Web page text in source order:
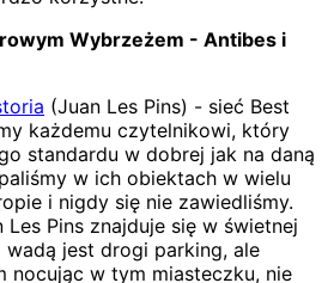
Wybrzeżem - Antibes i
(Juan Les Pins) - sieć Best
każdemu czytelnikowi, który
standardu w dobrej jak na daną
w ich obiektach w wielu
i nigdy się nie zawiedliśmy.
Les Pins znajduje się w świetnej
jest drogi parking, ale
nocując w tym miasteczku, nie